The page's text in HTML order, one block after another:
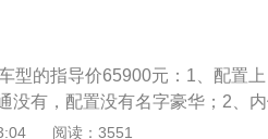
美了，当你第一眼看到全新一代
2.0t的缸内直喷发动机其最大功率
4500rpm，前后桥拥有250nm，
形无比的巨大，却又异常的灵活
型的指导价65900元：1、配置
没有，配置没有名字豪华；2、
点梯田的感觉，一层接一层，中
阅读：3551